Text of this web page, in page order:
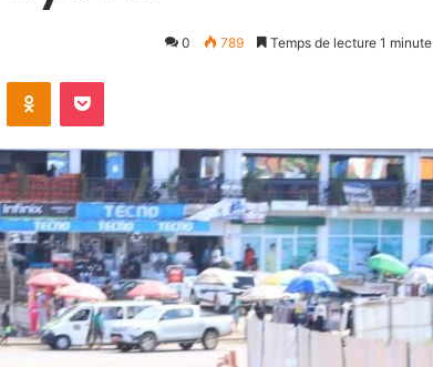
0 789 Temps de lecture 1 minute